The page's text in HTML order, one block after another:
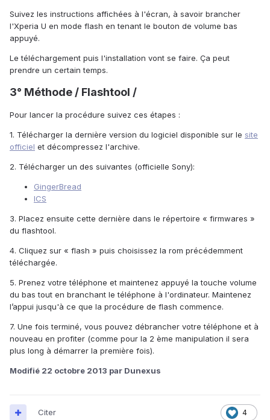
Suivez les instructions affichées à l'écran, à savoir brancher
l'Xperia U en mode flash en tenant le bouton de volume bas
appuyé.
Le téléchargement puis l'installation vont se faire. Ça peut
prendre un certain temps.
3° Méthode / Flashtool /
Pour lancer la procédure suivez ces étapes :
1. Télécharger la dernière version du logiciel disponible sur le site
officiel et décompressez l'archive.
2. Télécharger un des suivantes (officielle Sony):
GingerBread
ICS
3. Placez ensuite cette dernière dans le répertoire « firmwares »
du flashtool.
4. Cliquez sur « flash » puis choisissez la rom précédemment
téléchargée.
5. Prenez votre téléphone et maintenez appuyé la touche volume
du bas tout en branchant le téléphone à l'ordinateur. Maintenez
l’appui jusqu'à ce que la procédure de flash commence.
7. Une fois terminé, vous pouvez débrancher votre téléphone et à
nouveau en profiter (comme pour la 2 ème manipulation il sera
plus long à démarrer la première fois).
Modifié 22 octobre 2013 par Dunexus
4
Citer